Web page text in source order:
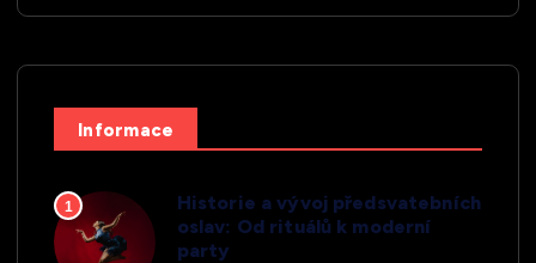
Informace
1
Historie a vývoj předsvatebních
oslav: Od rituálů k moderní
party